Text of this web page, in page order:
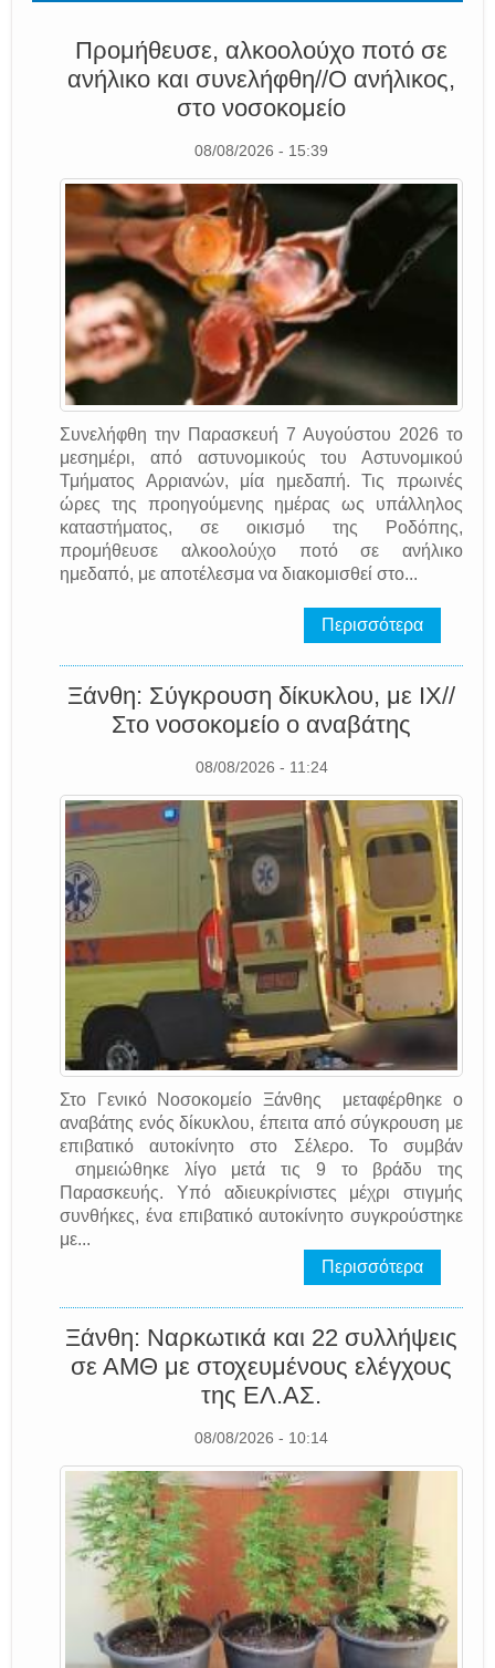
Προμήθευσε, αλκοολούχο ποτό σε
ανήλικο και συνελήφθη//Ο ανήλικος,
στο νοσοκομείο
08/08/2026 - 15:39
Συνελήφθη την Παρασκευή 7 Αυγούστου 2026 το
μεσημέρι, από αστυνομικούς του Αστυνομικού
Τμήματος Αρριανών, μία ημεδαπή. Τις πρωινές
ώρες της προηγούμενης ημέρας ως υπάλληλος
καταστήματος, σε οικισμό της Ροδόπης,
προμήθευσε αλκοολούχο ποτό σε ανήλικο
ημεδαπό, με αποτέλεσμα να διακομισθεί στο...
Περισσότερα
Ξάνθη: Σύγκρουση δίκυκλου, με ΙΧ//
Στο νοσοκομείο ο αναβάτης
08/08/2026 - 11:24
Στο Γενικό Νοσοκομείο Ξάνθης μεταφέρθηκε ο
αναβάτης ενός δίκυκλου, έπειτα από σύγκρουση με
επιβατικό αυτοκίνητο στο Σέλερο. Το συμβάν
σημειώθηκε λίγο μετά τις 9 το βράδυ της
Παρασκευής. Υπό αδιευκρίνιστες μέχρι στιγμής
συνθήκες, ένα επιβατικό αυτοκίνητο συγκρούστηκε
με...
Περισσότερα
Ξάνθη: Ναρκωτικά και 22 συλλήψεις
σε ΑΜΘ με στοχευμένους ελέγχους
της EΛ.AΣ.
08/08/2026 - 10:14